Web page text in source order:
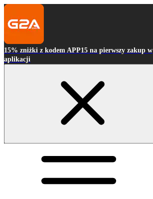
15% zniżki z kodem APP15 na pierwszy zakup w
aplikacji